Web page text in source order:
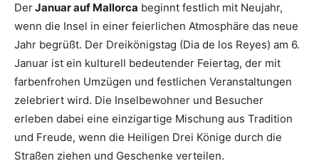
DerJanuar auf Mallorca beginnt festlich mit Neujahr,
wenn die Insel in einer feierlichen Atmosphäre das neue
Jahr begrüßt. Der Dreikönigstag (Dia de los Reyes) am 6.
Januar ist ein kulturell bedeutender Feiertag, der mit
farbenfrohen Umzügen und festlichen Veranstaltungen
zelebriert wird. Die Inselbewohner und Besucher
erleben dabei eine einzigartige Mischung aus Tradition
und Freude, wenn die Heiligen Drei Könige durch die
Straßen ziehen und Geschenke verteilen.